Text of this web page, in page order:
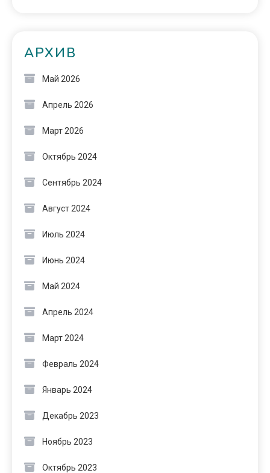
АРХИВ
Май 2026
Апрель 2026
Март 2026
Октябрь 2024
Сентябрь 2024
Август 2024
Июль 2024
Июнь 2024
Май 2024
Апрель 2024
Март 2024
Февраль 2024
Январь 2024
Декабрь 2023
Ноябрь 2023
Октябрь 2023